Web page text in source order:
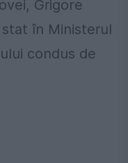
Grigore
în Ministerul
condus de